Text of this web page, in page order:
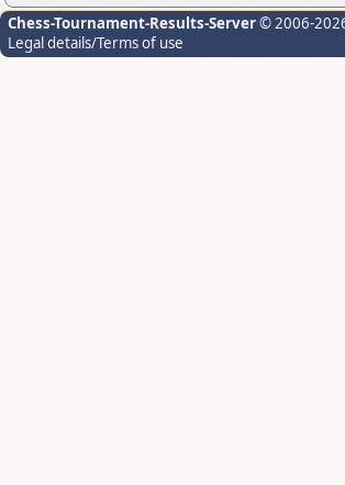
Chess-Tournament-Results-Server© 2006-
Legal details/Terms of use